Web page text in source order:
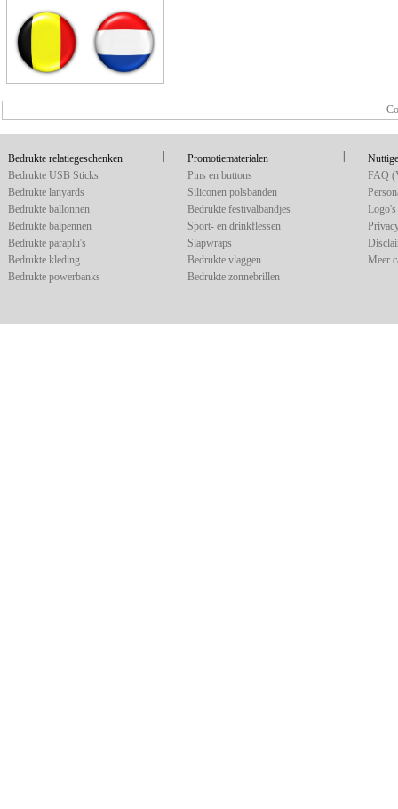
Bedrukte relatiegeschenken
Bedrukte USB Sticks
Bedrukte lanyards
Bedrukte ballonnen
Bedrukte balpennen
Bedrukte paraplu's
Bedrukte kleding
Bedrukte powerbanks
Promotiematerialen
Pins en buttons
Siliconen polsbanden
Bedrukte festivalbandjes
Sport- en drinkflessen
Slapwraps
Bedrukte vlaggen
Bedrukte zonnebrillen
FAQ
Logo's
Meer